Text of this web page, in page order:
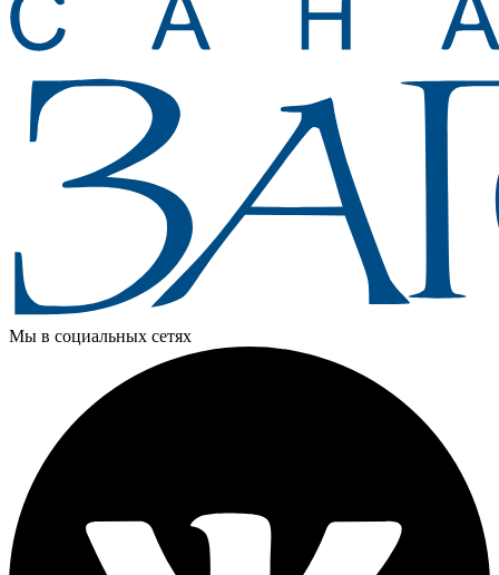
Мы в социальных сетях